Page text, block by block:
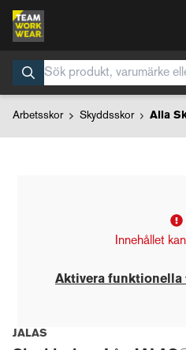
Arbetsskor Skyddsskor Alla
Innehållet
Aktivera funktionella
JALAS